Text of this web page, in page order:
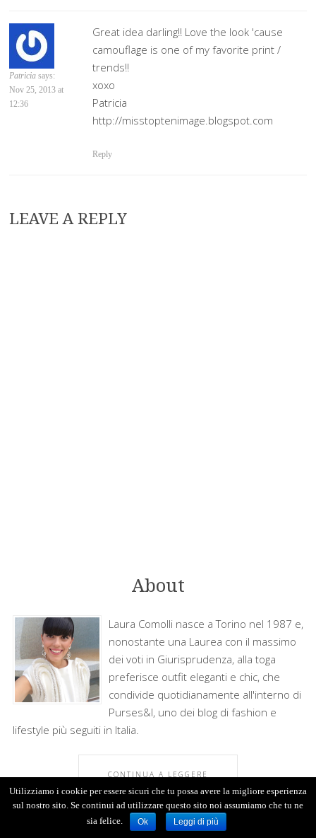
Patricia says:
Nov 25, 2013 at
12:36
Great idea darling!! Love the look 'cause
camouflage is one of my favorite print /
trends!!
xoxo
Patricia
http://misstoptenimage.blogspot.com
Reply
LEAVE A REPLY
About
Laura Comolli nasce a Torino nel 1987 e,
nonostante una Laurea con il massimo
dei voti in Giurisprudenza, alla toga
preferisce outfit eleganti e chic, che
condivide quotidianamente all'interno di
Purses&I, uno dei blog di fashion e
lifestyle più seguiti in Italia.
CONTINUA A LEGGERE
Utilizziamo i cookie per essere sicuri che tu possa avere la migliore esperienza
sul nostro sito. Se continui ad utilizzare questo sito noi assumiamo che tu ne
sia felice.
Ok Leggi di più